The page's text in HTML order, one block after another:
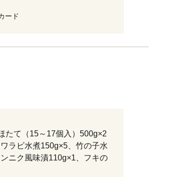
ード
たて（15～17個入）500g×2
ラビ水煮150g×5、竹の子水
ニク風味漬110g×1、フキの